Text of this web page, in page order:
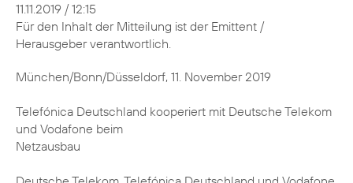
11.11.2019 / 12:15
Für den Inhalt der Mitteilung ist der Emittent /
Herausgeber verantwortlich.
München/Bonn/Düsseldorf, 11. November 2019
Telefónica Deutschland kooperiert mit Deutsche Telekom
und Vodafone beim
Netzausbau